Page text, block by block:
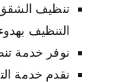
تنظيف الشقق
التنظيف
نوفر خدمة
نقدم خدمة